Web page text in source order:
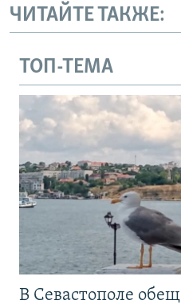
ЧИТАЙТЕ ТАКЖЕ:
ТОП-ТЕМА
В Севастополе